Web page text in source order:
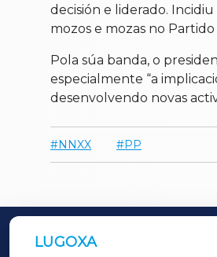
decisión e liderado.
mozos e mozas no
Pola súa banda, o
especialmente “a
desenvolvendo novas
NNXX PP
LUGOXA
OUTROS PERIÓDICOS